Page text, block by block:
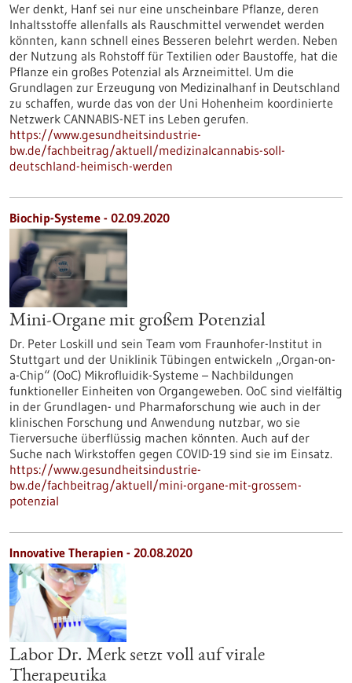
Wer denkt, Hanf sei nur eine unscheinbare Pflanze, deren
Inhaltsstoffe allenfalls als Rauschmittel verwendet werden
könnten, kann schnell eines Besseren belehrt werden. Neben
der Nutzung als Rohstoff für Textilien oder Baustoffe, hat die
Pflanze ein großes Potenzial als Arzneimittel. Um die
Grundlagen zur Erzeugung von Medizinalhanf in Deutschland
zu schaffen, wurde das von der Uni Hohenheim koordinierte
Netzwerk CANNABIS-NET ins Leben gerufen.
https://www.gesundheitsindustrie-
bw.de/fachbeitrag/aktuell/medizinalcannabis-soll-
deutschland-heimisch-werden
Biochip-Systeme - 02.09.2020
Mini-Organe mit großem Potenzial
Dr. Peter Loskill und sein Team vom Fraunhofer-Institut in
Stuttgart und der Uniklinik Tübingen entwickeln „Organ-on-
a-Chip“ (OoC) Mikrofluidik-Systeme – Nachbildungen
funktioneller Einheiten von Organgeweben. OoC sind vielfältig
in der Grundlagen- und Pharmaforschung wie auch in der
klinischen Forschung und Anwendung nutzbar, wo sie
Tierversuche überflüssig machen könnten. Auch auf der
Suche nach Wirkstoffen gegen COVID-19 sind sie im Einsatz.
https://www.gesundheitsindustrie-
bw.de/fachbeitrag/aktuell/mini-organe-mit-grossem-
potenzial
Innovative Therapien - 20.08.2020
Labor Dr. Merk setzt voll auf virale
Therapeutika